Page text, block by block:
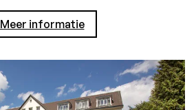
Meer informatie